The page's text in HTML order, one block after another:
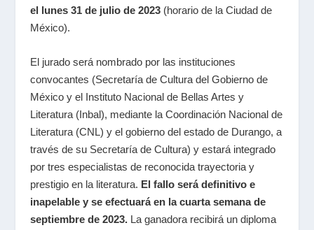
el lunes 31 de julio de 2023(horario de la Ciudad de
México).
El jurado será nombrado por las instituciones
convocantes (Secretaría de Cultura del Gobierno de
México y el Instituto Nacional de Bellas Artes y
Literatura (Inbal), mediante la Coordinación Nacional de
Literatura (CNL) y el gobierno del estado de Durango, a
través de su Secretaría de Cultura) y estará integrado
por tres especialistas de reconocida trayectoria y
prestigio en la literatura. El fallo será definitivo e
inapelable y se efectuará en la cuarta semana de
septiembre de 2023.La ganadora recibirá un diploma